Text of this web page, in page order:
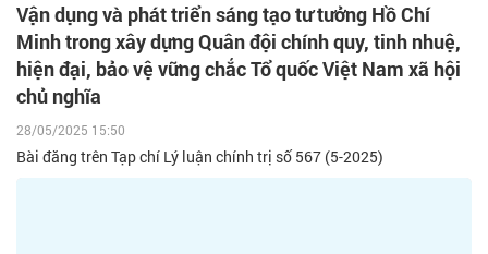
Vận dụng và phát triển sáng tạo tư tưởng Hồ Chí
Minh trong xây dựng Quân đội chính quy, tinh nhuệ,
hiện đại, bảo vệ vững chắc Tổ quốc Việt Nam xã hội
chủ nghĩa
28/05/2025 15:50
Bài đăng trên Tạp chí Lý luận chính trị số 567 (5-2025)